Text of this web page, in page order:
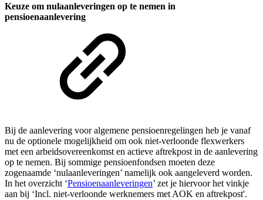
Keuze om nulaanleveringen op te nemen in
pensioenaanlevering
Bij de aanlevering voor algemene pensioenregelingen heb je vanaf
nu de optionele mogelijkheid om ook niet-verloonde flexwerkers
met een arbeidsovereenkomst en actieve aftrekpost in de aanlevering
op te nemen. Bij sommige pensioenfondsen moeten deze
zogenaamde ‘nulaanleveringen’ namelijk ook aangeleverd worden.
In het overzicht ‘Pensioenaanleveringen’ zet je hiervoor het vinkje
aan bij ‘Incl. niet-verloonde werknemers met AOK en aftrekpost'.